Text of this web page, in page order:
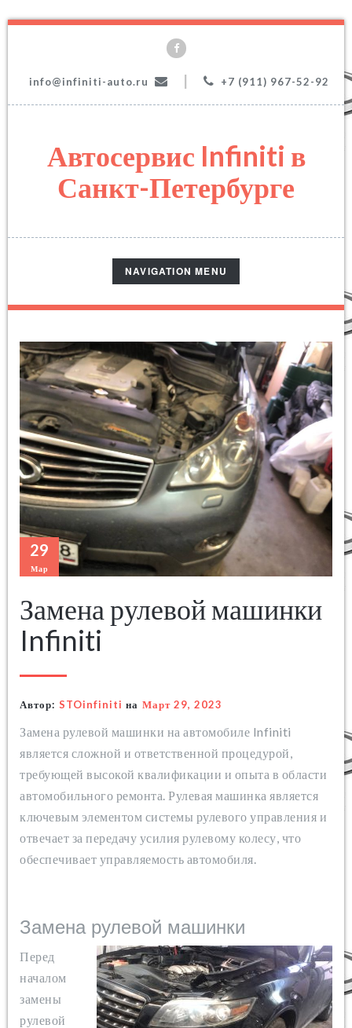
info@infiniti-auto.ru +7 (911) 967-52-92
Автосервис Infiniti в
Санкт-Петербурге
TOGGLE
NAVIGATION
NAVIGATION MENU
29
Мар
Замена рулевой машинки
Infiniti
Автор: STOinfiniti на Март 29, 2023
Замена рулевой машинки на автомобиле Infiniti
является сложной и ответственной процедурой,
требующей высокой квалификации и опыта в области
автомобильного ремонта. Рулевая машинка является
ключевым элементом системы рулевого управления и
отвечает за передачу усилия рулевому колесу, что
обеспечивает управляемость автомобиля.
Замена рулевой машинки
Перед
началом
замены
рулевой